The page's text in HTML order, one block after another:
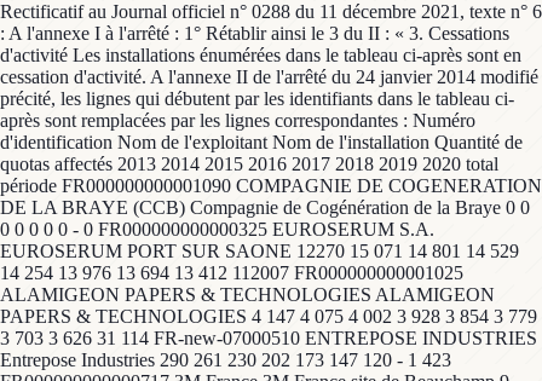
Rectificatif au Journal officiel n° 0288 du 11 décembre 2021, texte n° 6
: A l'annexe I à l'arrêté : 1° Rétablir ainsi le 3 du II : « 3. Cessations
d'activité Les installations énumérées dans le tableau ci-après sont en
cessation d'activité. A l'annexe II de l'arrêté du 24 janvier 2014 modifié
précité, les lignes qui débutent par les identifiants dans le tableau ci-
après sont remplacées par les lignes correspondantes : Numéro
d'identification Nom de l'exploitant Nom de l'installation Quantité de
quotas affectés 2013 2014 2015 2016 2017 2018 2019 2020 total
période FR000000000001090 COMPAGNIE DE COGENERATION
DE LA BRAYE (CCB) Compagnie de Cogénération de la Braye 0 0
0 0 0 0 0 - 0 FR000000000000325 EUROSERUM S.A.
EUROSERUM PORT SUR SAONE 12270 15 071 14 801 14 529
14 254 13 976 13 694 13 412 112007 FR000000000001025
ALAMIGEON PAPERS & TECHNOLOGIES ALAMIGEON
PAPERS & TECHNOLOGIES 4 147 4 075 4 002 3 928 3 854 3 779
3 703 3 626 31 114 FR-new-07000510 ENTREPOSE INDUSTRIES
Entrepose Industries 290 261 230 202 173 147 120 - 1 423